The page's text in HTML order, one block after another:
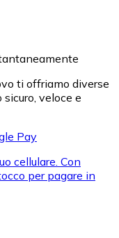
ti offriamo diverse
veloce e
Pay
cellulare. Con
per pagare in